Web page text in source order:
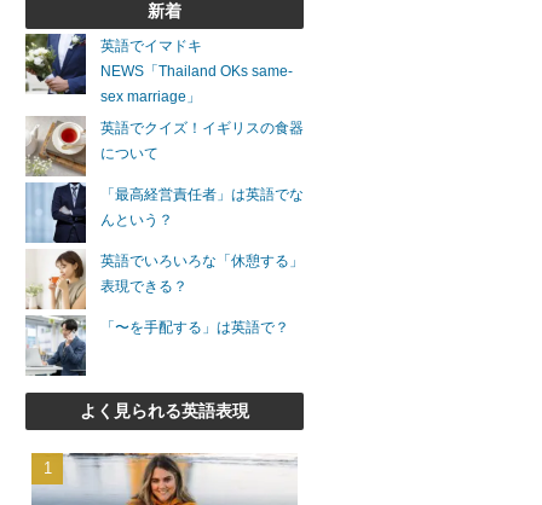
新着
英語でイマドキ
NEWS「Thailand OKs same-
sex marriage」
英語でクイズ！イギリスの食器
について
「最高経営責任者」は英語でな
んという？
英語でいろいろな「休憩する」
表現できる？
「〜を手配する」は英語で？
よく見られる英語表現